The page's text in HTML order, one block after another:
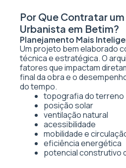
Por Que Contratar
Urbanista em Betim?
Planejamento Mais
Um projeto bem elaborado
técnica e estratégica. O
fatores que impactam
final da obra e o
do tempo.
topografia do terreno
posição solar
ventilação natural
acessibilidade
mobilidade e
eficiência energética
potencial construtivo